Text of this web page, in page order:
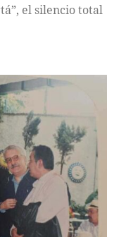
el silencio total